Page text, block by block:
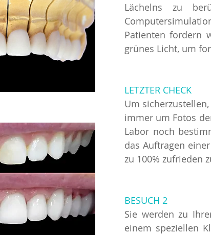
Lächelns zu
Patienten fordern
grünes Licht, um
LETZTER CHECK
Um
immer um Fotos
Labor noch
das Auftragen
zu 100% zufrieden
BESUCH 2
Sie werden zu
einem speziellen